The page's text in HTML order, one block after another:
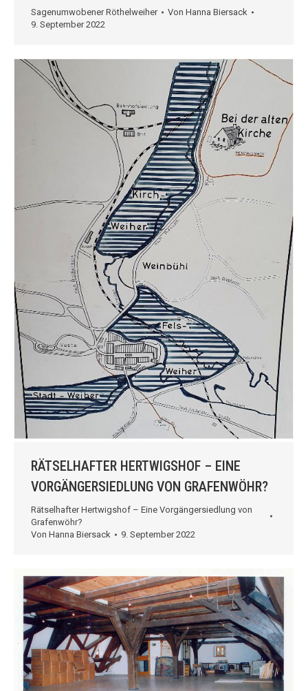
Sagenumwobener Röthelweiher Von Hanna Biersack
9. September 2022
RÄTSELHAFTER HERTWIGSHOF – EINE
VORGÄNGERSIEDLUNG VON GRAFENWÖHR?
Rätselhafter Hertwigshof – Eine Vorgängersiedlung von
Grafenwöhr?
Von Hanna Biersack 9. September 2022